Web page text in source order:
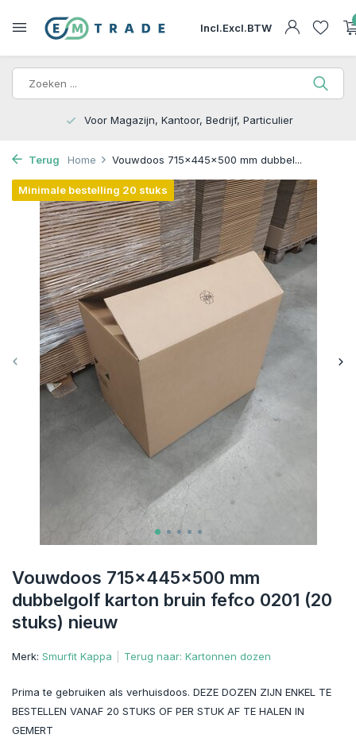
Incl.Excl.BTW
15.000m2 op Voorraad | Bezorgen of Afhalen
Terug Home Vouwdoos 715x445x500 mm dubbel...
Vouwdoos 715x445x500 mm
dubbelgolf karton bruin fefco 0201 (20
stuks) nieuw
Minimale bestelling 20 stuks
Merk: Smurfit Kappa Terug naar: Kartonnen dozen
Prima te gebruiken als verhuisdoos. DEZE DOZEN ZIJN ENKEL TE
BESTELLEN VANAF 20 STUKS OF PER STUK AF TE HALEN IN
GEMERT